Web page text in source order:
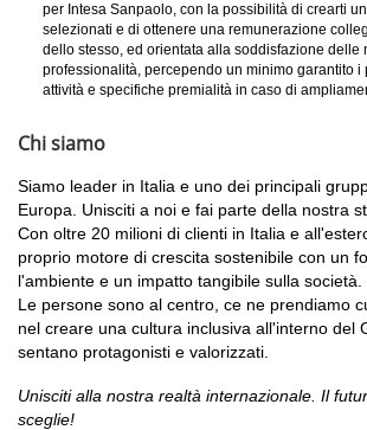
per Intesa Sanpaolo, con la possibilità di crearti
selezionati e di ottenere una remunerazione
dello stesso, ed orientata alla soddisfazione delle
professionalità, percependo un minimo garantito i
attività e specifiche premialità in caso di
Chi siamo
Siamo leader in Italia e uno dei principali
Europa. Unisciti a noi e fai parte della nostra
Con oltre 20 milioni di clienti in Italia e
proprio motore di crescita sostenibile con un
l'ambiente e un impatto tangibile sulla società.
Le persone sono al centro, ce ne prendiamo
nel creare una cultura inclusiva all'interno del
sentano protagonisti e valorizzati.
Unisciti alla nostra realtà internazionale. Il
sceglie!